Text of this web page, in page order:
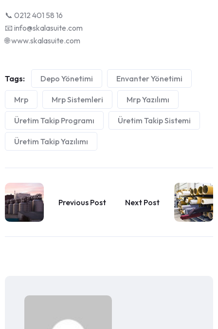
📞 0212 401 58 16
📧 info@skalasuite.com
🌐 www.skalasuite.com
Tags: Depo Yönetimi Envanter Yönetimi
Mrp Mrp Sistemleri Mrp Yazılımı
Üretim Takip Programı Üretim Takip Sistemi
Üretim Takip Yazılımı
Previous Post Next Post